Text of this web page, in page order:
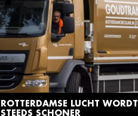
ROTTERDAMSE LUCHT WORDT
STEEDS SCHONER